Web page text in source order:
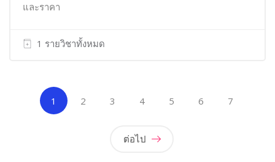
และราคา
1 รายวิชาทั้งหมด
1 (current)
2 3 4 5 6 7
ต่อไป